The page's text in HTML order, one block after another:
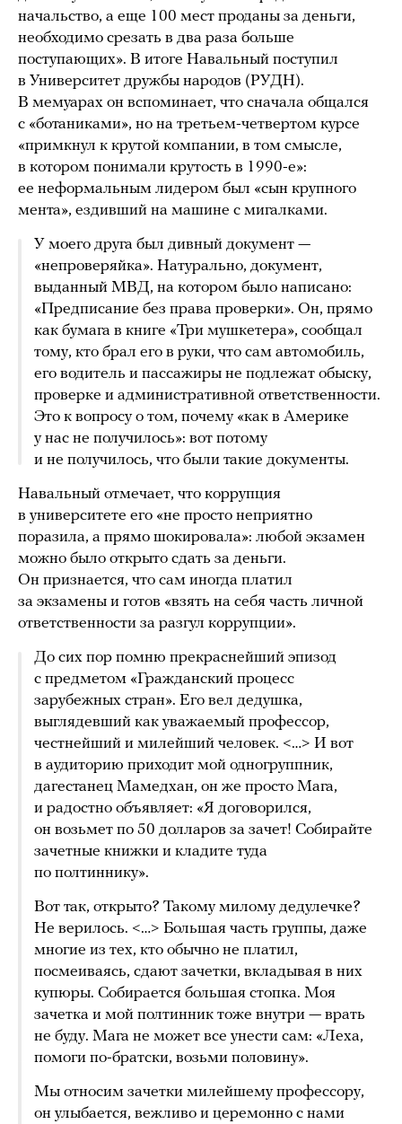
начальство, а еще 100 мест проданы за деньги,
необходимо срезать в два раза больше
поступающих». В итоге Навальный поступил
в Университет дружбы народов (РУДН).
В мемуарах он вспоминает, что сначала общался
с «ботаниками», но на третьем-четвертом курсе
«примкнул к крутой компании, в том смысле,
в котором понимали крутость в 1990-е»:
ее неформальным лидером был «сын крупного
мента», ездивший на машине с мигалками.
У моего друга был дивный документ —
«непроверяйка». Натурально, документ,
выданный МВД, на котором было написано:
«Предписание без права проверки». Он, прямо
как бумага в книге «Три мушкетера», сообщал
тому, кто брал его в руки, что сам автомобиль,
его водитель и пассажиры не подлежат обыску,
проверке и административной ответственности.
Это к вопросу о том, почему «как в Америке
у нас не получилось»: вот потому
и не получилось, что были такие документы.
Навальный отмечает, что коррупция
в университете его «не просто неприятно
поразила, а прямо шокировала»: любой экзамен
можно было открыто сдать за деньги.
Он признается, что сам иногда платил
за экзамены и готов «взять на себя часть личной
ответственности за разгул коррупции».
До сих пор помню прекраснейший эпизод
с предметом «Гражданский процесс
зарубежных стран». Его вел дедушка,
выглядевший как уважаемый профессор,
честнейший и милейший человек. <…> И вот
в аудиторию приходит мой одногруппник,
дагестанец Мамедхан, он же просто Мага,
и радостно объявляет: «Я договорился,
он возьмет по 50 долларов за зачет! Собирайте
зачетные книжки и кладите туда
по полтиннику».
Вот так, открыто? Такому милому дедулечке?
Не верилось. <…> Большая часть группы, даже
многие из тех, кто обычно не платил,
посмеиваясь, сдают зачетки, вкладывая в них
купюры. Собирается большая стопка. Моя
зачетка и мой полтинник тоже внутри — врать
не буду. Мага не может все унести сам: «Леха,
помоги по-братски, возьми половину».
Мы относим зачетки милейшему профессору,
он улыбается, вежливо и церемонно с нами